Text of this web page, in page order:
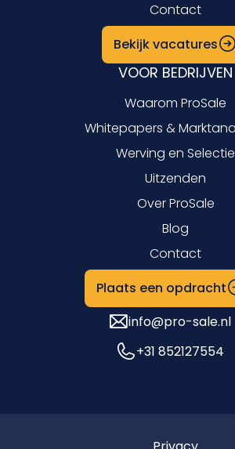
Contact
Bekijk vacatures
VOOR BEDRIJVEN
Waarom ProSale
Whitepapers &
Werving en Selectie
Uitzenden
Over ProSale
Blog
Contact
Plaats een opdracht
info@pro-sale.nl
+31 852127554